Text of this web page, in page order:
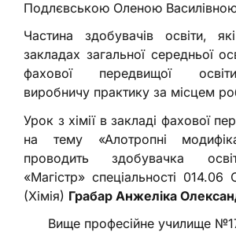
Подлєвською Оленою
Частина здобувачів освіти,
закладах загальної середньої
фахової передвищої
виробничу практику за місцем
Урок з хімії в закладі фахової
на тему «Алотропні
проводить здобувачка
«Магістр» спеціальності 014.06
(Хімія) Грабар Анжеліка
Вище професійне училище